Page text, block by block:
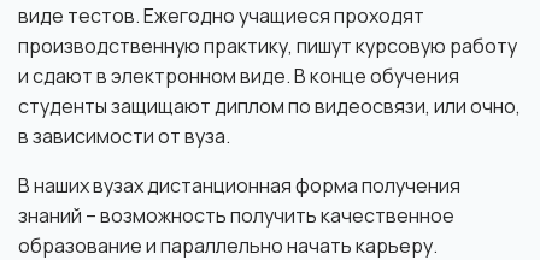
виде тестов. Ежегодно учащиеся проходят
производственную практику, пишут курсовую работу
и сдают в электронном виде. В конце обучения
студенты защищают диплом по видеосвязи, или очно,
в зависимости от вуза.
В наших вузах дистанционная форма получения
знаний – возможность получить качественное
образование и параллельно начать карьеру.